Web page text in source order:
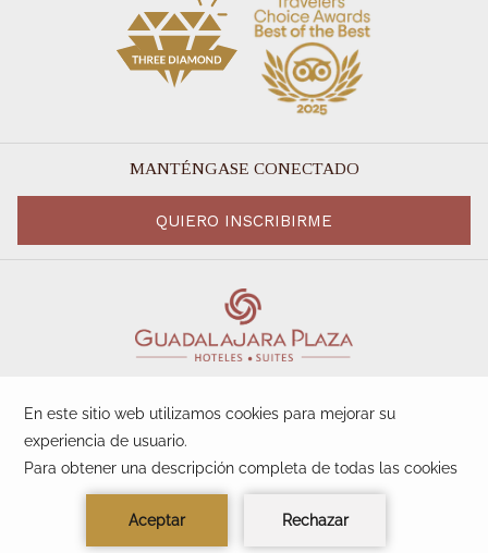
MANTÉNGASE CONECTADO
QUIERO INSCRIBIRME
Manage Cookies